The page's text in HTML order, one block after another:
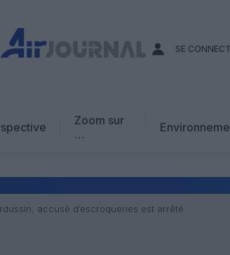
SE
Zoom sur
…
Avis d’expert
accusé d’escroqueries est arrêté